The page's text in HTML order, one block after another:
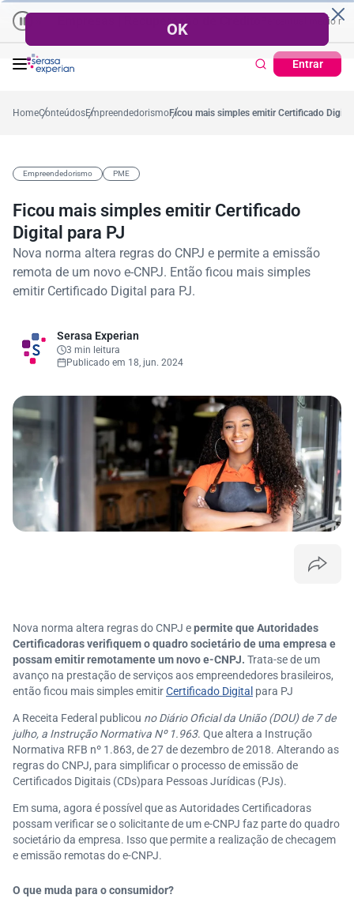
5,4% Empresas | Recuperação de Crédito Percentual médio no ano
Entrar
no ano Cartão de Crédito |
HomeConteúdosEmpreendedorismoFicou mais simples emitir Certificado
Empreendedorismo PME
Ficou mais simples emitir Certificado
Digital para PJ
Nova norma altera regras do CNPJ e permite a emissão
remota de um novo e-CNPJ. Então ficou mais simples
emitir Certificado Digital para PJ.
Serasa Experian
3 min leitura
Publicado em 18, jun. 2024
Nova norma altera regras do CNPJ epermite que Autoridades
Certificadoras verifiquem o quadro societário de uma empresa e
possam emitir remotamente um novo e-CNPJ. Trata-se de um
avanço na prestação de serviços aos empreendedores brasileiros,
então ficou mais simples emitirCertificado Digital para PJ
A Receita Federal publicou no Diário Oficial da União (DOU) de 7 de
julho, a Instrução Normativa Nº 1.963. Que altera a Instrução
Normativa RFB nº 1.863, de 27 de dezembro de 2018. Alterando as
regras do CNPJ, para simplificar o processo de emissão de
Certificados Digitais (CDs)para Pessoas Jurídicas (PJs).
Em suma, agora é possível que as Autoridades Certificadoras
possam verificar se o solicitante de um e-CNPJ faz parte do quadro
societário da empresa. Isso que permite a realização de checagem
e emissão remotas do e-CNPJ.
O que muda para o consumidor?